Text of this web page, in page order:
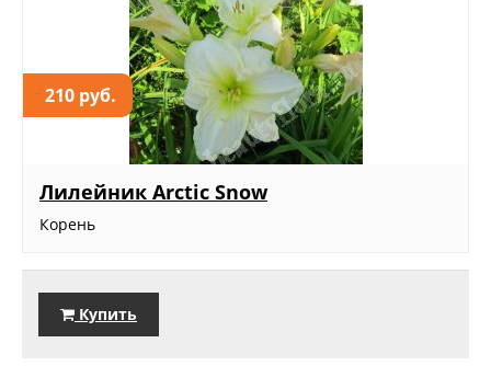
210 руб.
Лилейник Arctic Snow
Корень
Купить